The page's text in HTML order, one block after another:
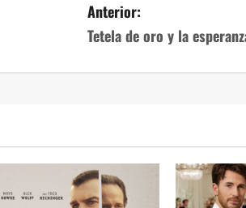
Anterior:
Tetela de oro y la